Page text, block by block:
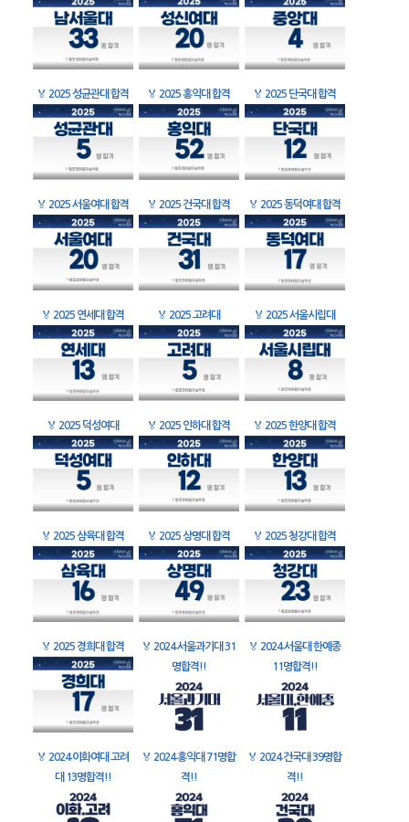
🏅 2025 성균관대 합격 🏅 2025 홍익대 합격 🏅 2025 단국대 합격
🏅 2025 서울여대 합격 🏅 2025 건국대 합격 🏅 2025 동덕여대 합격
🏅 2025 연세대 합격 🏅 2025 고려대 🏅 2025 서울시립대
🏅 2025 덕성여대 🏅 2025 인하대 합격 🏅 2025 한양대 합격
🏅 2025 삼육대 합격 🏅 2025 상명대 합격 🏅 2025 청강대 합격
🏅 2025 경희대 합격 🏅 2024 서울과기대 31
명합격!!
🏅 2024 서울대 한예종
11명합격!!
🏅 2024 이화여대 고려
대 13명합격!!
🏅 2024 홍익대 71명합
격!!
🏅 2024 건국대 39명합
격!!